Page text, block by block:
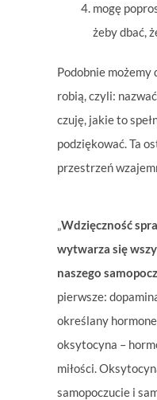
mogę
żeby dbać,
Podobnie możemy
robią, czyli:
czuję, jakie to
podziękować. Ta
przestrzeń
„Wdzięczność
wytwarza się
naszego
pierwsze:
określany
oksytocyna –
miłości.
samopoczucie i